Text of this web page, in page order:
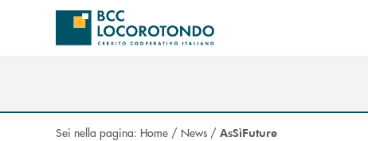
Salta al contenuto principale
Sei nella pagina: Home / News / AsSìFuture